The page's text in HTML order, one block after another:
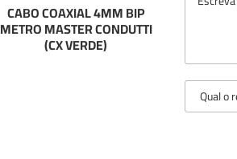
CABO COAXIAL 4MM BIP
METRO MASTER CONDUTTI
(CX VERDE)